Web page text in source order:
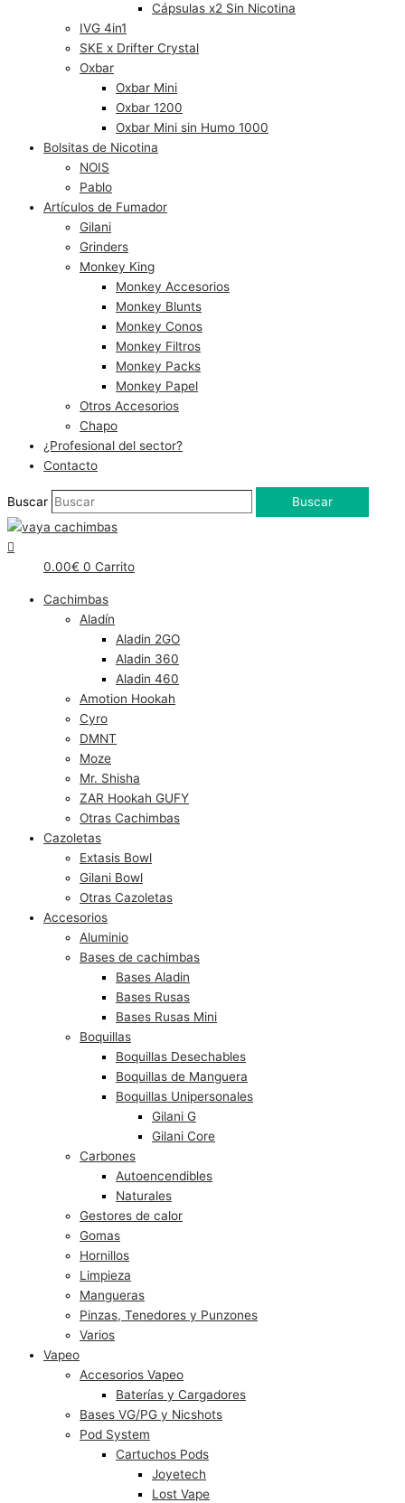
Cápsulas x2 Sin Nicotina
IVG 4in1
SKE x Drifter Crystal
Oxbar
Oxbar Mini
Oxbar 1200
Oxbar Mini sin Humo 1000
Bolsitas de Nicotina
NOIS
Pablo
Artículos de Fumador
Gilani
Grinders
Monkey King
Monkey Accesorios
Monkey Blunts
Monkey Conos
Monkey Filtros
Monkey Packs
Monkey Papel
Otros Accesorios
Chapo
¿Profesional del sector?
Contacto
Buscar Buscar
0.00€ 0 Carrito
Cachimbas
Aladín
Aladin 2GO
Aladin 360
Aladin 460
Amotion Hookah
Cyro
DMNT
Moze
Mr. Shisha
ZAR Hookah GUFY
Otras Cachimbas
Cazoletas
Extasis Bowl
Gilani Bowl
Otras Cazoletas
Accesorios
Aluminio
Bases de cachimbas
Bases Aladin
Bases Rusas
Bases Rusas Mini
Boquillas
Boquillas Desechables
Boquillas de Manguera
Boquillas Unipersonales
Gilani G
Gilani Core
Carbones
Autoencendibles
Naturales
Gestores de calor
Gomas
Hornillos
Limpieza
Mangueras
Pinzas, Tenedores y Punzones
Varios
Vapeo
Accesorios Vapeo
Baterías y Cargadores
Bases VG/PG y Nicshots
Pod System
Cartuchos Pods
Joyetech
Lost Vape